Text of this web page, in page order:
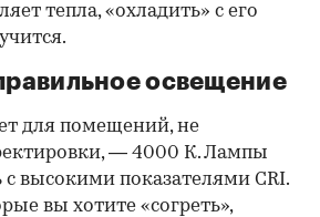
тепла, «охладить» с его
освещение
для помещений, не
— 4000 К. Лампы
высокими показателями CRI.
вы хотите «согреть»,